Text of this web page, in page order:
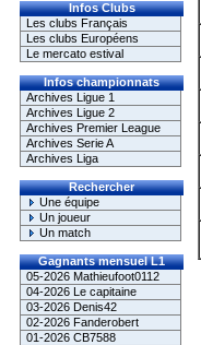
Infos Clubs
Les clubs Français
Les clubs Européens
Le mercato estival
Infos championnats
Archives Ligue 1
Archives Ligue 2
Archives Premier League
Archives Serie A
Archives Liga
Rechercher
Une équipe
Un joueur
Un match
Gagnants mensuel L1
05-2026 Mathieufoot0112
04-2026 Le capitaine
03-2026 Denis42
02-2026 Fanderobert
01-2026 CB7588